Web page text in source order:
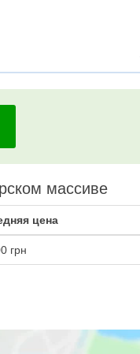
массиве
цена
грн